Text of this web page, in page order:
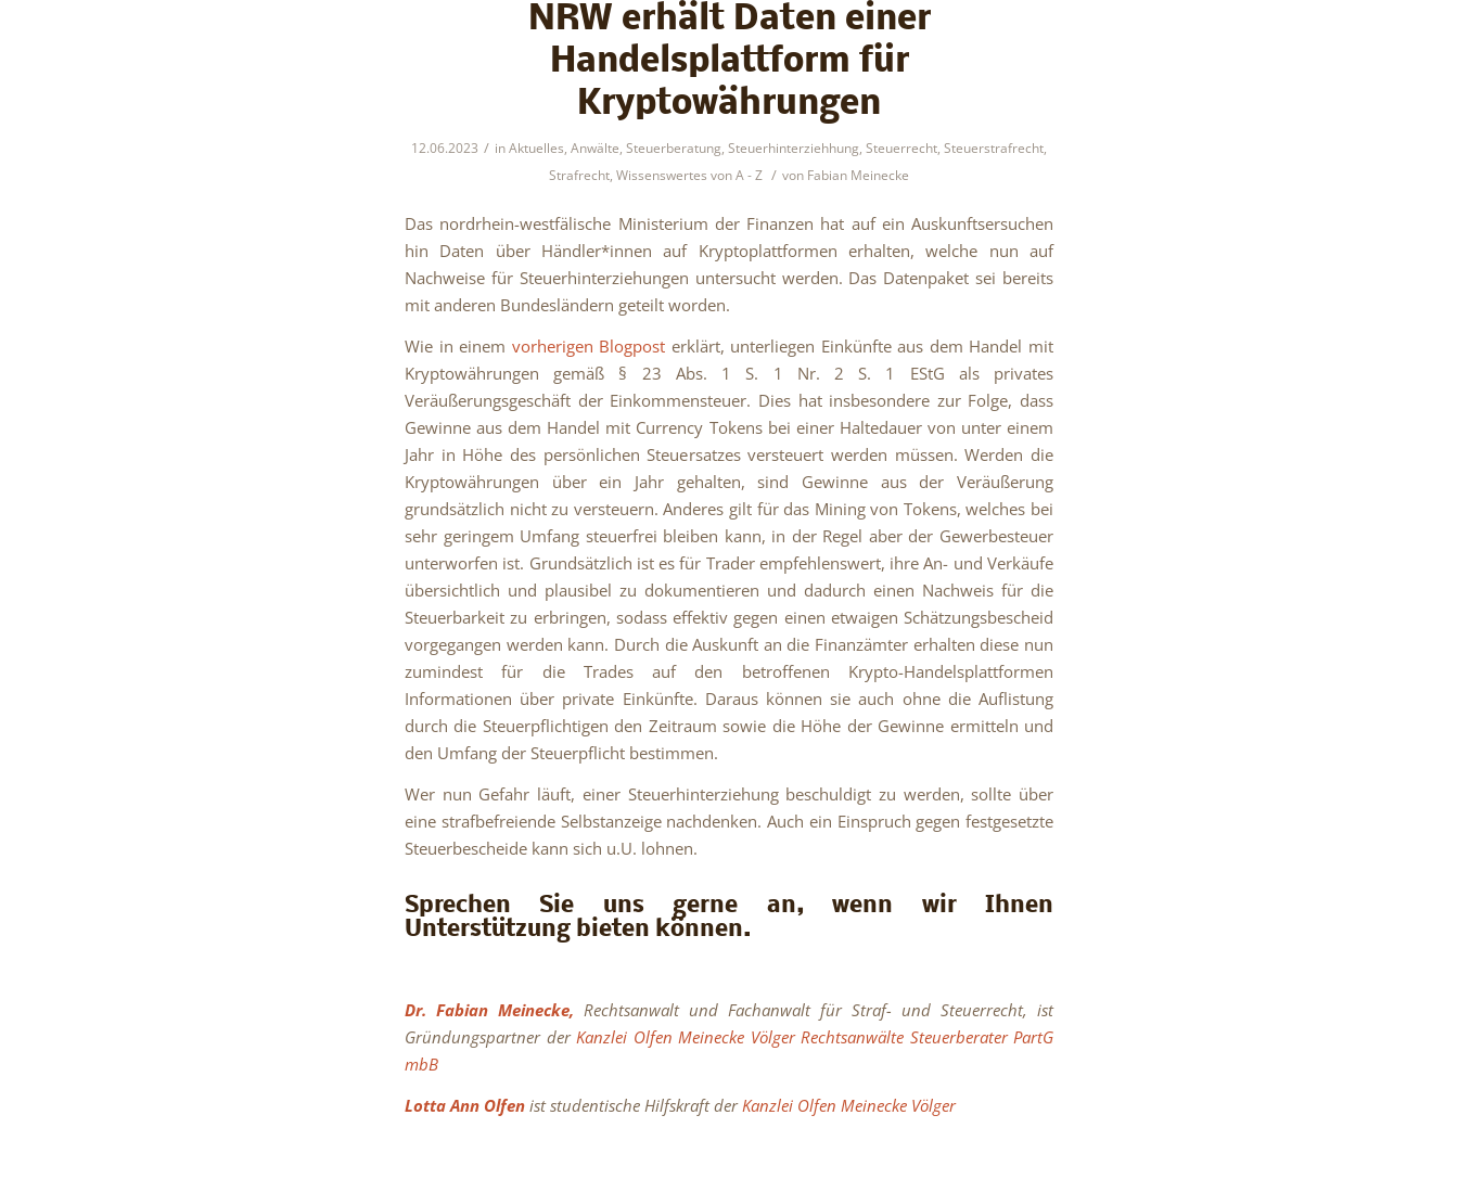
NRW erhält Daten einer
Handelsplattform für
Kryptowährungen
12.06.2023 / inAktuelles, Anwälte, Steuerberatung, Steuerhinterziehhung, Steuerrecht, Steuerstrafrecht,
Strafrecht, Wissenswertes von A - Z / von Fabian Meinecke
Das nordrhein-westfälische Ministerium der Finanzen hat auf ein Auskunftsersuchen
hin Daten über Händler*innen auf Kryptoplattformen erhalten, welche nun auf
Nachweise für Steuerhinterziehungen untersucht werden. Das Datenpaket sei bereits
mit anderen Bundesländern geteilt worden.
Wie in einem vorherigen Blogpost erklärt, unterliegen Einkünfte aus dem Handel mit
Kryptowährungen gemäß § 23 Abs. 1 S. 1 Nr. 2 S. 1 EStG als privates
Veräußerungsgeschäft der Einkommensteuer. Dies hat insbesondere zur Folge, dass
Gewinne aus dem Handel mit Currency Tokens bei einer Haltedauer von unter einem
Jahr in Höhe des persönlichen Steuersatzes versteuert werden müssen. Werden die
Kryptowährungen über ein Jahr gehalten, sind Gewinne aus der Veräußerung
grundsätzlich nicht zu versteuern. Anderes gilt für das Mining von Tokens, welches bei
sehr geringem Umfang steuerfrei bleiben kann, in der Regel aber der Gewerbesteuer
unterworfen ist. Grundsätzlich ist es für Trader empfehlenswert, ihre An- und Verkäufe
übersichtlich und plausibel zu dokumentieren und dadurch einen Nachweis für die
Steuerbarkeit zu erbringen, sodass effektiv gegen einen etwaigen Schätzungsbescheid
vorgegangen werden kann. Durch die Auskunft an die Finanzämter erhalten diese nun
zumindest für die Trades auf den betroffenen Krypto-Handelsplattformen
Informationen über private Einkünfte. Daraus können sie auch ohne die Auflistung
durch die Steuerpflichtigen den Zeitraum sowie die Höhe der Gewinne ermitteln und
den Umfang der Steuerpflicht bestimmen.
Wer nun Gefahr läuft, einer Steuerhinterziehung beschuldigt zu werden, sollte über
eine strafbefreiende Selbstanzeige nachdenken. Auch ein Einspruch gegen festgesetzte
Steuerbescheide kann sich u.U. lohnen.
Sprechen Sie uns gerne an, wenn wir Ihnen
Unterstützung bieten können.
Dr. Fabian Meinecke, Rechtsanwaltund Fachanwalt für Straf- und Steuerrecht, ist
Gründungspartner der Kanzlei Olfen Meinecke Völger Rechtsanwälte Steuerberater PartG
mbB
Lotta Ann Olfen ist studentische Hilfskraft der Kanzlei Olfen Meinecke Völger